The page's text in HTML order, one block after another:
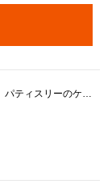
トーストとベーコン、目玉焼きとサラダなどの朝食や、パティスリーのケーキ、さっと済ませたいランチや、ごほうび用のスイーツを盛るのにふさわしいサイズ感の柔らかな曲線が特徴のプレートです。
かじめご了承ください。